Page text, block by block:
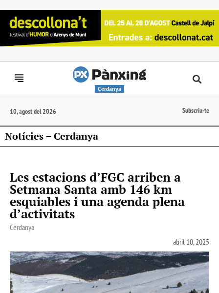
Cerdanya
10, agost del 2026 Subscriu-te
Notícies – Cerdanya
Les estacions d’FGC arriben a
Setmana Santa amb 146 km
esquiables i una agenda plena
d’activitats
Cerdanya
abril 10, 2025